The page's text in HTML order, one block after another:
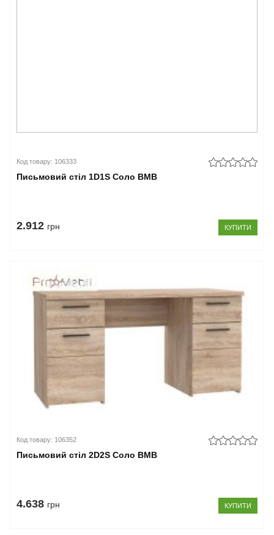
Код товару: 106333
Письмовий стіл 1D1S Соло ВМВ
2.912 грн КУПИТИ
Код товару: 106352
Письмовий стіл 2D2S Соло ВМВ
4.638 грн КУПИТИ